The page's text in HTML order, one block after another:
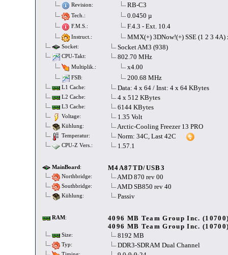
Revision: RB-C3
Tech.: 0.0450 µ
F.M.S.: F.4.3 - Ext. 10.4
Instruct.: MMX(+) 3DNow!(+) SSE (1 2 3
Socket: Socket AM3 (938)
CPU-Takt: 802.70 MHz
Multiplik.: x4.00
FSB: 200.68 MHz
L1 Cache: Data: 4 x 64 / Inst: 4 x 64 KBytes
L2 Cache: 4 x 512 KBytes
L3 Cache: 6144 KBytes
Voltage: 1.35 Volt
Kühlung: Arctic-Cooling Freezer 13 PRO
Temperatur: Norm: 34C, Last 42C
CPU-Z Vers.: 1.57.1
MainBoard: M4A87TD/USB3
Northbridge: AMD 870 rev 00
Southbridge: AMD SB850 rev 40
Kühlung: Passiv
RAM:
4096 MB Team Group Inc.
4096 MB Team Group Inc.
Size: 8192 MB
Typ: DDR3-SDRAM Dual Channel